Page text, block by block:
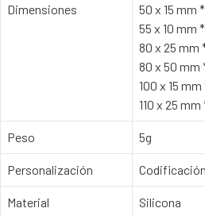
Dimensiones
50 x 15 mm *
55 x 10 mm *
80 x 25 mm
80 x 50 mm
100 x 15 mm
110 x 25 mm
Peso 5g
Personalización Codificación
Material Silicona